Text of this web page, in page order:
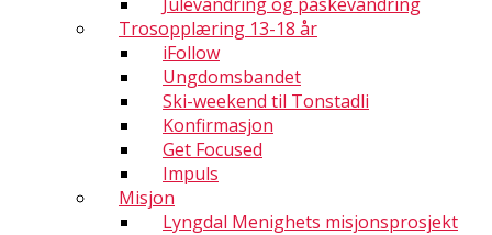
Trosopplæring 13-18 år
iFollow
Ungdomsbandet
Ski-weekend til Tonstadli
Konfirmasjon
Get Focused
Impuls
Misjon
Lyngdal Menighets misjonsprosjekt